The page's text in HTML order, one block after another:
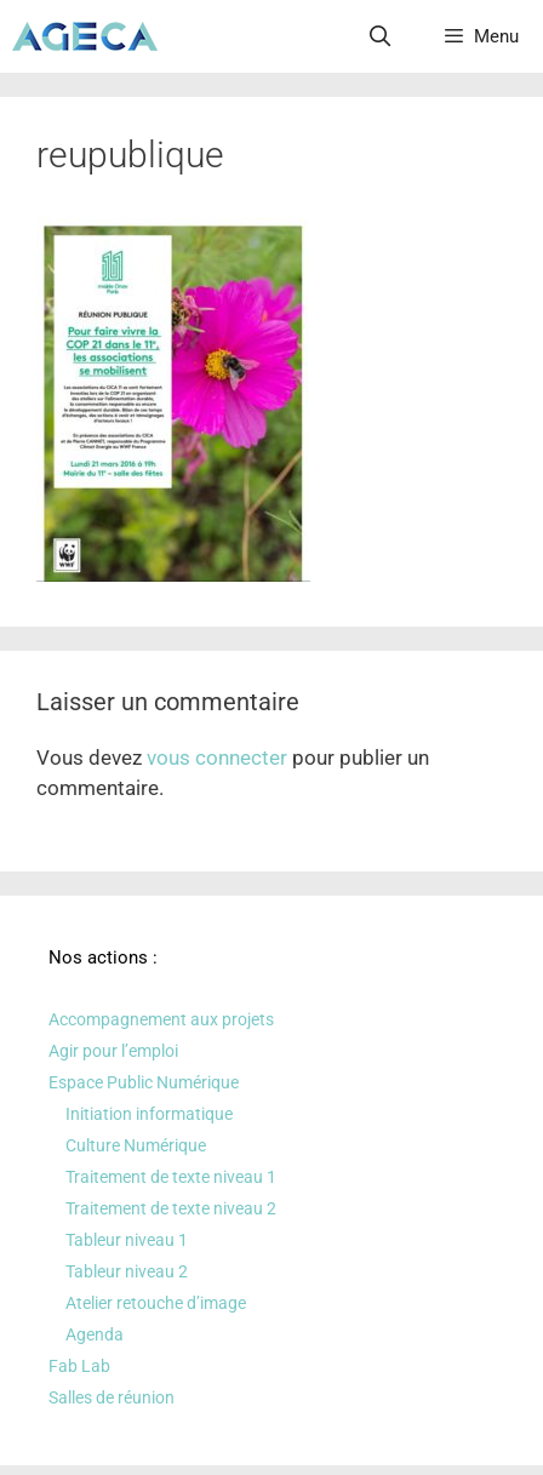
Menu
reupublique
Laisser un commentaire
Vous devez vous connecter pour publier un
commentaire.
Nos actions :
Accompagnement aux projets
Agir pour l’emploi
Espace Public Numérique
Initiation informatique
Culture Numérique
Traitement de texte niveau 1
Traitement de texte niveau 2
Tableur niveau 1
Tableur niveau 2
Atelier retouche d’image
Agenda
Fab Lab
Salles de réunion